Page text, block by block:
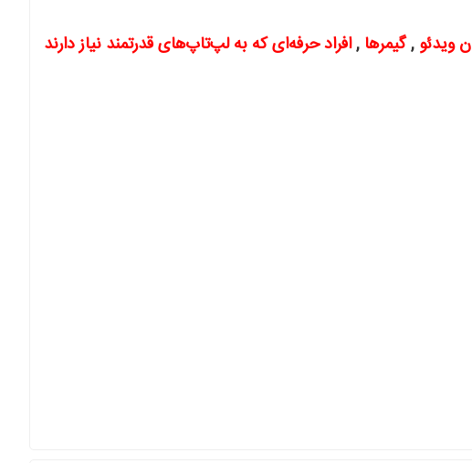
ویدئو ,گیمرها ,افراد حرفه‌ای که به لپ‌تاپ‌های قدرتمند نیاز دارند